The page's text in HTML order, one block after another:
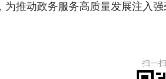
推动政务服务高质量发展注入强
扫一